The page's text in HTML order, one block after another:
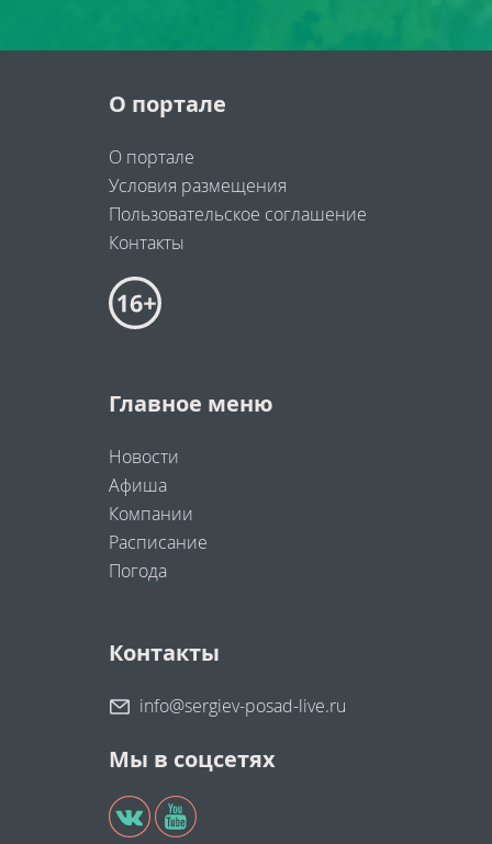
О портале
О портале
Условия размещения
Пользовательское соглашение
Контакты
Главное меню
Новости
Афиша
Компании
Расписание
Погода
Контакты
info@sergiev-posad-live.ru
Мы в соцсетях